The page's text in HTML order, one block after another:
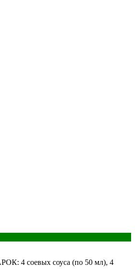
4 соевых соуса (по 50 мл), 4